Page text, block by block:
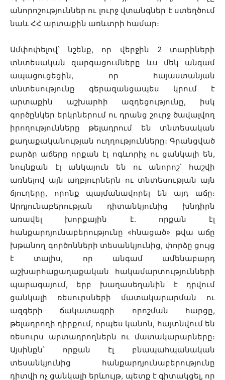
անորոշություններ ու լուրջ վտանգներ է ստեղծում
նաև ՀՀ արտաքին առևտրի համար։
Ամփոփելով՝ նշենք, որ վերջին 2 տարիների
տնտեսական զարգացումները ևս մեկ անգամ
ապացուցեցին, որ հայաստանյան
տնտեսությունը գերազանցապես կրում է
արտաքին աշխարհի ազդեցությունը, իսկ
գործընկեր երկրներում ու դրանց շուրջ ծավալվող
իրողությունները թելադրում են տնտեսական
քաղաքականության ուղղությունները։ Գրանցված
բարձր աճերը որքան էլ ոգևորիչ ու ցանկալի են,
նույնքան էլ անկայուն են ու անորոշ՝ հաշվի
առնելով այն աղբյուրներն ու տնտեսության այն
ճյուղերը, որոնք պայմանավորել են այդ աճը։
Արդյունաբերության դիտանկյունից խնդիրն
առավել խորքային է․ որքան էլ
հանքարդյունաբերությունը «հնացած» թվա աճը
խթանող գործոնների տեսանկյունից, փորձը ցույց
է տալիս, որ անգամ ամենաբարդ
աշխարհաքաղաքական հակամարտությունների
պարագայում, երբ խաղասեղանին է դրվում
ցանկալի ռեսուրսների մատակարարման ու
ազգերի ճակատագրի որոշման հարցը,
թելադրողի դիրքում, որպես կանոն, հայտնվում են
ռեսուրս արտադրողներն ու մատակարարները։
Այսինքն՝ որքան էլ բնապահպանական
տեսանկյունից հանքարդյունաբերությունը
դիտվի ոչ ցանկալի երևույթ, պետք է գիտակցել, որ